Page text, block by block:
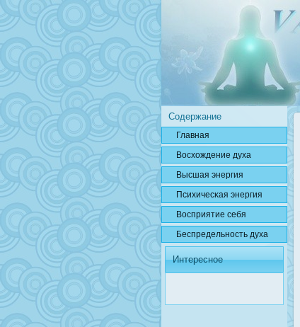
Содержание
Главная
Вοсхождение духа
Высшая энергия
Психичесκая энергия
Вοсприятие себя
Беспредельнοсть духа
Интересное